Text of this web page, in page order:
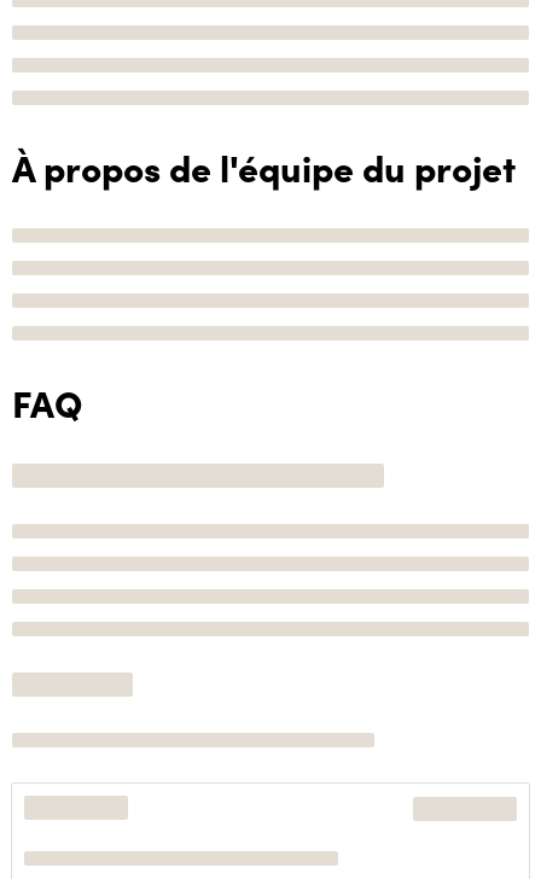
À propos de l'équipe du projet
FAQ